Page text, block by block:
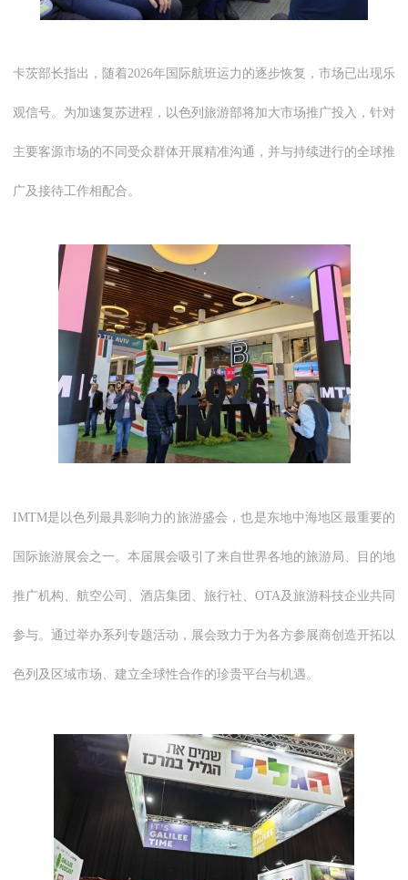
卡茨部长指出，随着2026年国际航班运力的逐步恢复，市场已出现乐
观信号。为加速复苏进程，以色列旅游部将加大市场推广投入，针对
主要客源市场的不同受众群体开展精准沟通，并与持续进行的全球推
广及接待工作相配合。
IMTM是以色列最具影响力的旅游盛会，也是东地中海地区最重要的
国际旅游展会之一。本届展会吸引了来自世界各地的旅游局、目的地
推广机构、航空公司、酒店集团、旅行社、OTA及旅游科技企业共同
参与。通过举办系列专题活动，展会致力于为各方参展商创造开拓以
色列及区域市场、建立全球性合作的珍贵平台与机遇。